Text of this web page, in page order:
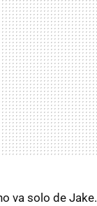
va solo de Jake.